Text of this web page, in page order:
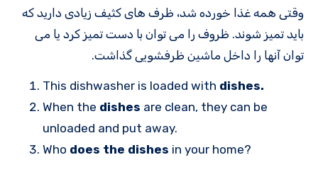
وقتی همه غذا خورده شد، ظرف های کثیف زیادی دارید که
باید تمیز شوند. ظروف را می توان با دست تمیز کرد یا می
توان آنها را داخل ماشین ظرفشویی گذاشت.
This dishwasher is loaded with dishes.
When the dishes are clean, they can be
unloaded and put away.
Who does the dishes in your home?